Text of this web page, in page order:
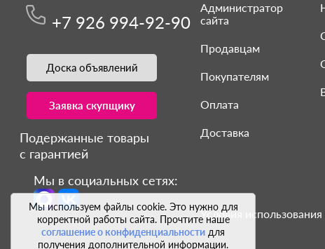
Мы используем файлы cookie. Это нужно для
корректной работы сайта. Прочтите наше
соглашение о конфиденциальности для
получения дополнительной информации.
+7 926 994-92-90
Доска объявлений
Заявка скупщику
Подержанные товары
с гарантией
Мы в социальных сетях:
Администратор
сайта
Продавцам
Покупателям
Оплата
Доставка
Условия использования